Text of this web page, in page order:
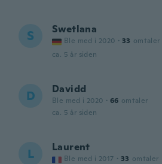
S Swetlana
Ble med i 2020 · 33 omtaler
ca. 5 år siden
D Davidd
Ble med i 2020 · 66 omtaler
ca. 5 år siden
L Laurent
Ble med i 2017 · 33 omtaler